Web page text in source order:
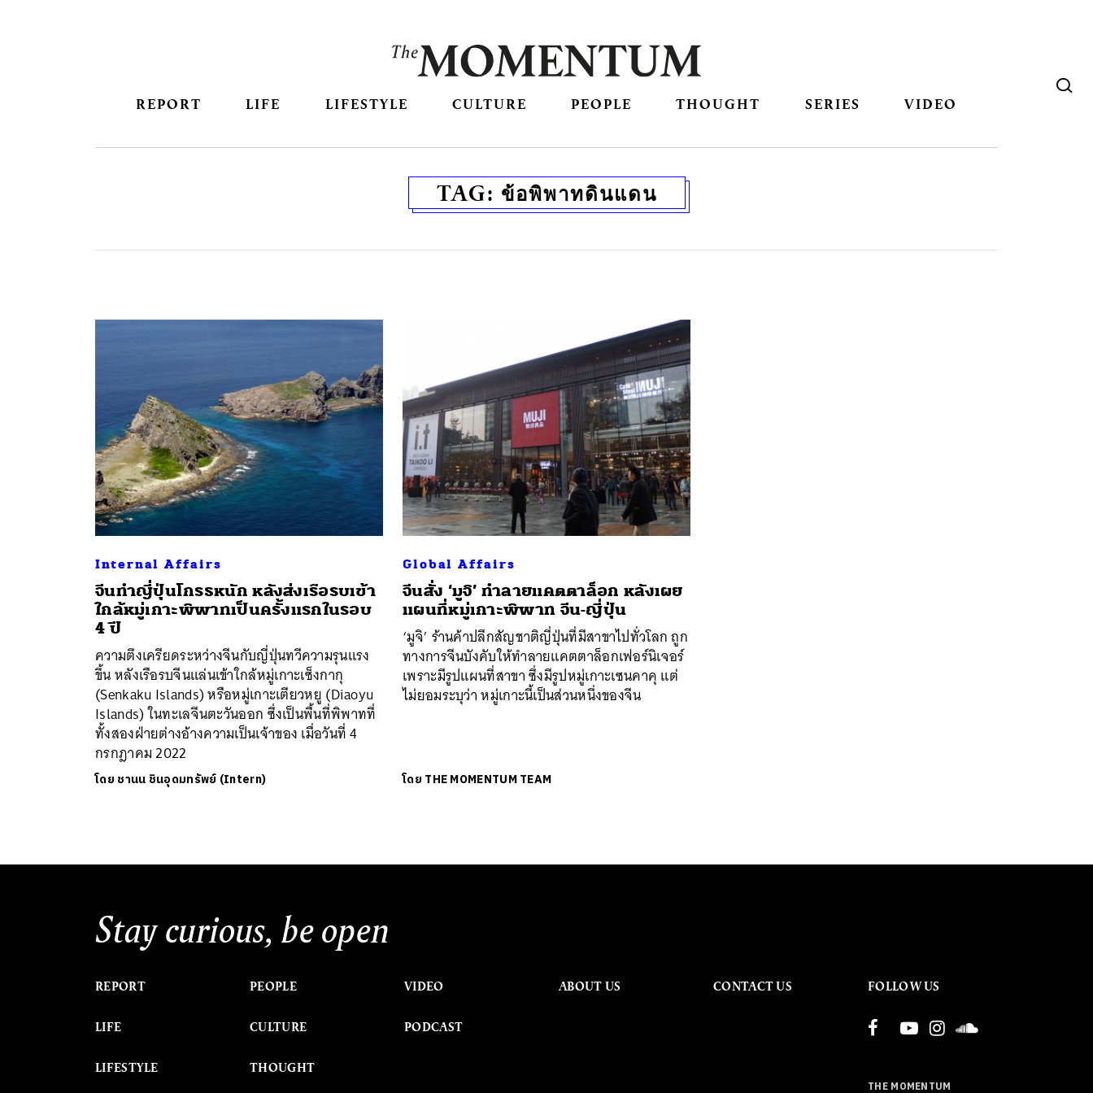
REPORT LIFE LIFESTYLE CULTURE PEOPLE THOUGHT SERIES VIDEO
TAG: ข้อพิพาทดินแดน
Internal Affairs
จีนทำญี่ปุ่นโกรธหนัก หลังส่งเรือรบเข้า
ใกล้หมู่เกาะพิพาทเป็นครั้งแรกในรอบ
4 ปี
ความตึงเครียดระหว่างจีนกับญี่ปุ่นทวีความรุนแรง
ขึ้น หลังเรือรบจีนแล่นเข้าใกล้หมู่เกาะเซ็งกากุ
(Senkaku Islands) หรือหมู่เกาะเตียวหยู (Diaoyu
Islands) ในทะเลจีนตะวันออก ซึ่งเป็นพื้นที่พิพาทที่
ทั้งสองฝ่ายต่างอ้างความเป็นเจ้าของ เมื่อวันที่ 4
กรกฎาคม 2022
โดย ชานน ชินอุดมทรัพย์ (Intern)
Global Affairs
จีนสั่ง ‘มูจิ’ ทำลายแคตตาล็อก หลังเผย
แผนที่หมู่เกาะพิพาท จีน-ญี่ปุ่น
‘มูจิ’ ร้านค้าปลีกสัญชาติญี่ปุ่นที่มีสาขาไปทั่วโลก ถูก
ทางการจีนบังคับให้ทำลายแคตตาล็อกเฟอร์นิเจอร์
เพราะมีรูปแผนที่สาขา ซึ่งมีรูปหมู่เกาะเซนคาคุ แต่
ไม่ยอมระบุว่า หมู่เกาะนี้เป็นส่วนหนึ่งของจีน
โดย THE MOMENTUM TEAM
Stay curious, be open
REPORT
LIFE
LIFESTYLE
PEOPLE
CULTURE
THOUGHT
VIDEO
PODCAST
ABOUT US CONTACT US FOLLOW US
THE MOMENTUM
ค้นหา
SHARE TWEET LINE EMAIL